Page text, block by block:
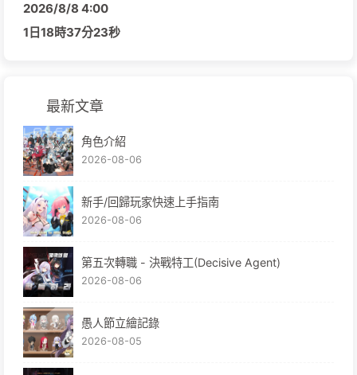
2026/8/8 4:00
1日18時37分22秒
最新文章
角色介紹
2026-08-06
新手/回歸玩家快速上手指南
2026-08-06
第五次轉職 - 決戰特工(Decisive Agent)
2026-08-06
愚人節立繪記錄
2026-08-05